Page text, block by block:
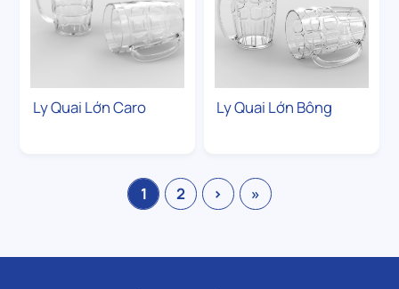
Ly Quai Lớn Caro Ly Quai Lớn Bông
1 2 › »